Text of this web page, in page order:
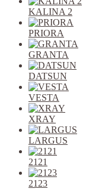
KALINA 2
PRIORA
GRANTA
DATSUN
VESTA
XRAY
LARGUS
2121
2123